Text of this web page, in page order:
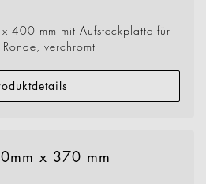
400 mm mit Aufsteckplatte für
verchromt
x 370 mm